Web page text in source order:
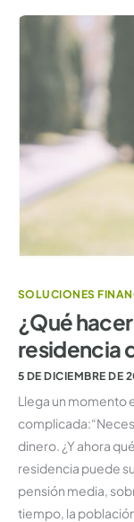
SOLUCIONES
¿Qué
residencia
5 DE DICIEMBRE DE
Llega un momento
dinero. ¿Y ahora
residencia puede
pensión media,
tiempo, la